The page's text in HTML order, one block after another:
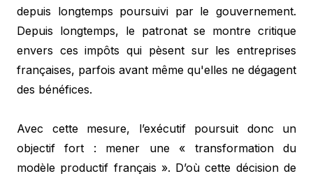
depuis longtemps poursuivi par le gouvernement.
Depuis longtemps, le patronat se montre critique
envers ces impôts qui pèsent sur les entreprises
françaises, parfois avant même qu'elles ne dégagent
des bénéfices.
Avec cette mesure, l’exécutif poursuit donc un
objectif fort : mener une « transformation du
modèle productif français ». D’où cette décision de